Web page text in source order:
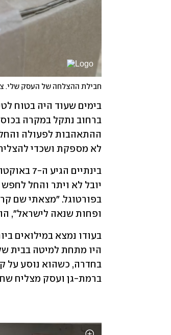
חבילת ההצלחה של העסק שלי.
לא מספקת ושכדי
ופחות שנאה לישראל",